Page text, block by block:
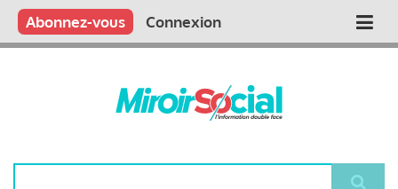
Aller
contenu
Main
Qui sommes nous ?
Vous publiez
Nous publions
Contactez-nous
Abonnez-vous Connexion